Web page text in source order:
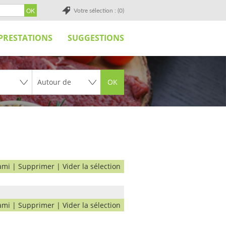
Votre sélection : (0)
SUGGESTIONS
OK
| Supprimer | Vider la sélection
| Supprimer | Vider la sélection